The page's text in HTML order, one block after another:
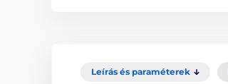
Leírás és paraméterek